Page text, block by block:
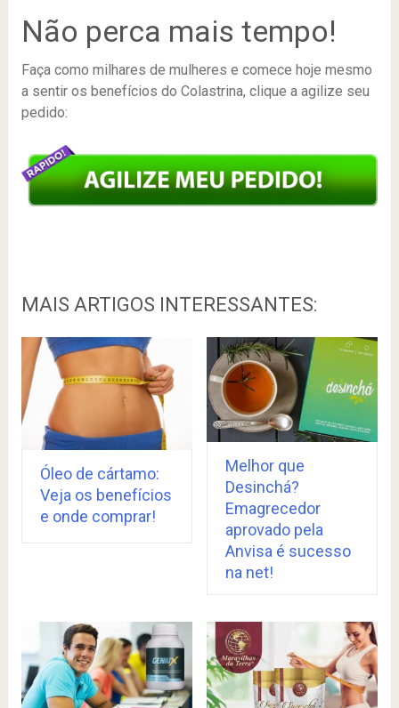
Não perca mais tempo!
Faça como milhares de mulheres e comece hoje mesmo
a sentir os benefícios do Colastrina, clique a agilize seu
pedido:
MAIS ARTIGOS INTERESSANTES:
Óleo de cártamo:
Veja os benefícios
e onde comprar!
Melhor que
Desinchá?
Emagrecedor
aprovado pela
Anvisa é sucesso
na net!